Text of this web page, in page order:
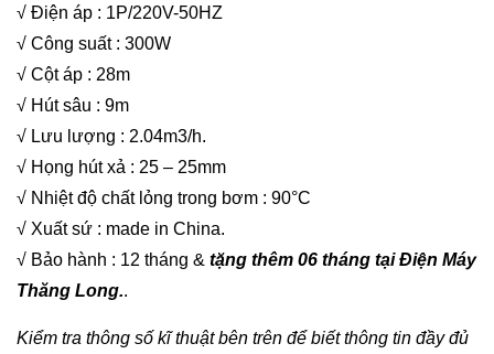
√ Điện áp : 1P/220V-50HZ
√ Công suất : 300W
√ Cột áp : 28m
√ Hút sâu : 9m
√ Lưu lượng : 2.04m3/h.
√ Họng hút xả : 25 – 25mm
√ Nhiệt độ chất lỏng trong bơm : 90°C
√ Xuất sứ : made in China.
√ Bảo hành : 12 tháng & tặng thêm 06 tháng tại Điện Máy
Thăng Long..
Kiểm tra thông số kĩ thuật bên trên để biết thông tin đầy đủ